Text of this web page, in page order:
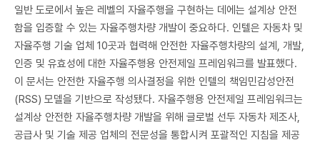
일반 도로에서 높은 레벨의 자율주행을 구현하는 데에는 설계상 안전
함을 입증할 수 있는 자율주행차량 개발이 중요하다. 인텔은 자동차 및
자율주행 기술 업체 10곳과 협력해 안전한 자율주행차량의 설계, 개발,
인증 및 유효성에 대한 자율주행용 안전제일 프레임워크를 발표했다.
이 문서는 안전한 자율주행 의사결정을 위한 인텔의 책임민감성안전
(RSS) 모델을 기반으로 작성됐다. 자율주행용 안전제일 프레임워크는
설계상 안전한 자율주행차량 개발을 위해 글로벌 선두 자동차 제조사,
공급사 및 기술 제공 업체의 전문성을 통합시켜 포괄적인 지침을 제공